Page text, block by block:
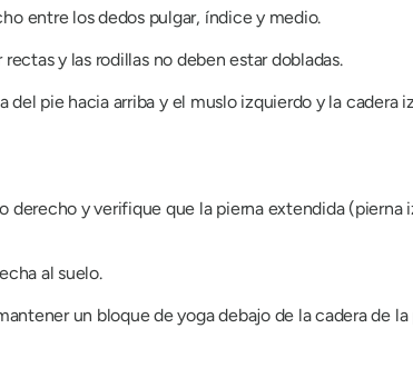
entre los dedos pulgar, índice y medio.
y las rodillas no deben estar dobladas.
pie hacia arriba y el muslo izquierdo y la cadera
y verifique que la pierna extendida (pierna
al suelo.
un bloque de yoga debajo de la cadera de